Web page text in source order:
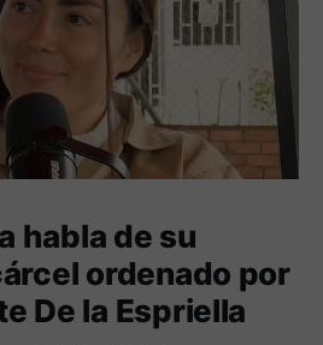
habla de su
ordenado por
De la Espriella